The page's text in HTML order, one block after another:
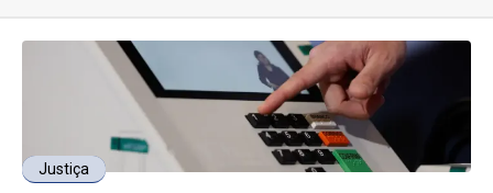
Justiça